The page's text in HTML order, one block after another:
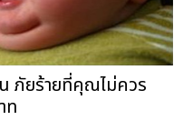
ภัยร้ายที่คุณไม่ควร
ท